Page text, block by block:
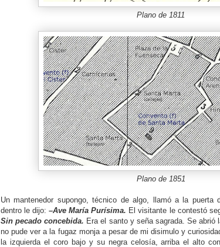
Plano de 1811
Plano de 1851
Un mantenedor supongo, técnico de algo, llamó a la puerta
dentro le dijo:–Ave María Purísima. El visitante le contestó
Sin pecado concebida. Era el santo y seña sagrada. Se abrió
no pude ver a la fugaz monja a pesar de mi disimulo y
la izquierda el coro bajo y su negra celosía, arriba el alto